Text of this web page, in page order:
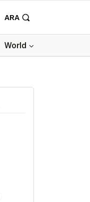
ARA
World